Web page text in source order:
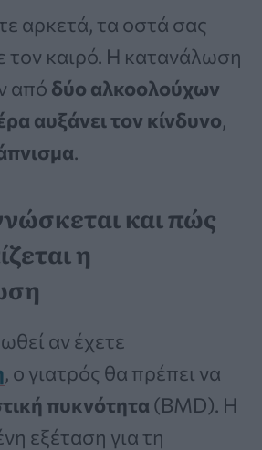
αρκετά, τα οστά σας
τον καιρό. Η κατανάλωση
από δύο αλκοολούχων
αυξάνει τον κίνδυνο,
.
και πώς
η
αν έχετε
, ο γιατρός θα πρέπει να
πυκνότητα (BMD). Η
εξέταση για τη